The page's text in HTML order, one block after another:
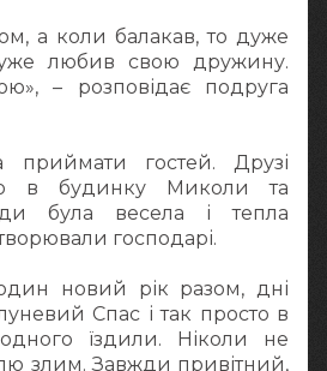
а коли балакав, то дуже
любив свою дружину.
– розповідає подруга
приймати гостей. Друзі
в будинку Миколи та
була весела і тепла
господарі.
новий рік разом, дні
Спас і так просто в
їздили. Ніколи не
злим. Завжди привітний,